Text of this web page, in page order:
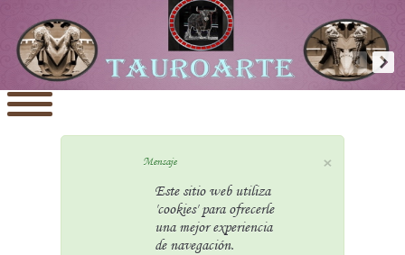
×
Mensaje
Este sitio web utiliza
'cookies' para ofrecerle
una mejor experiencia
de navegación.